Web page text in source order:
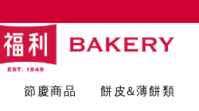
節慶商品 餅皮&薄餅類